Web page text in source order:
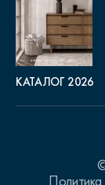
КАТАЛОГ 2026
Политика